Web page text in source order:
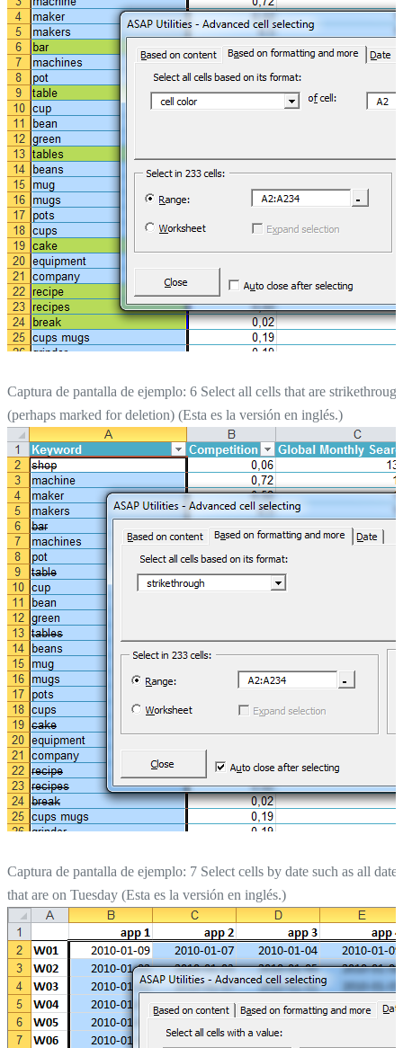
Captura de pantalla de ejemplo: 6 Select all cells that are strikethrough
(perhaps marked for deletion) (Esta es la versión en inglés.)
Captura de pantalla de ejemplo: 7 Select cells by date such as all dates
that are on Tuesday (Esta es la versión en inglés.)